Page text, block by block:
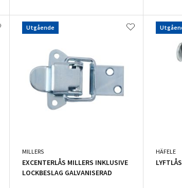
Utgående
MILLERS
EXCENTERLÅS MILLERS INKLUSIVE
LOCKBESLAG GALVANISERAD
HÄFELE